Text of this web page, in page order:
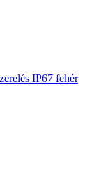
IP67 fehér